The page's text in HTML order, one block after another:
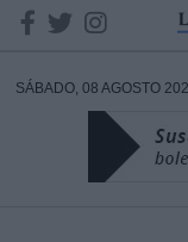
SÁBADO, 08 AGOSTO
DATOS